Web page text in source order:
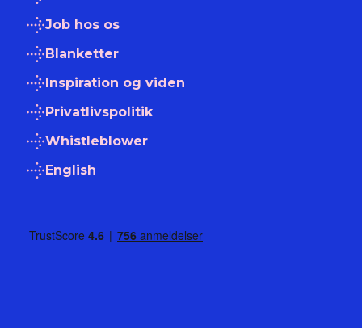
Job hos os
Blanketter
Inspiration og viden
Privatlivspolitik
Whistleblower
English